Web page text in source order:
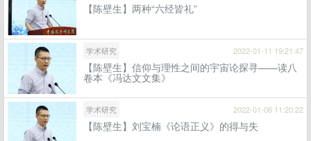
【陈壁生】两种“六经皆礼”
学术研究 2022-01-11 19:21:47
【陈壁生】信仰与理性之间的宇宙论探寻——读八
卷本《冯达文文集》
学术研究 2022-01-06 11:20:22
【陈壁生】刘宝楠《论语正义》的得与失